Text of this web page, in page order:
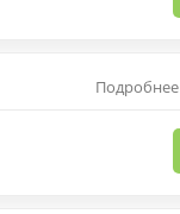
Подробнее